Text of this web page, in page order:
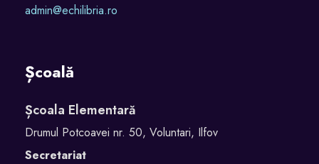
admin@echilibria.ro
Școală
Școala Elementară
Drumul Potcoavei nr. 50, Voluntari, Ilfov
Secretariat